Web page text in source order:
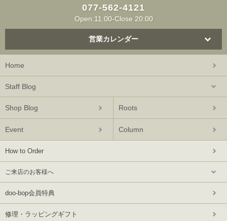
077-562-4121
Open:11:00-Close 20:00
営業カレンダー
Home
Staff Blog
Shop Blog Roots
Event Column
How to Order
ご来店のお客様へ
doo-bop会員特典
修理・ラッピングギフト